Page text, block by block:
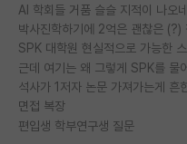
AI 학회들 거품 슬슬 지적이 나오
SPK 대학원 현실적으로 가능한
근데 여기는 왜 그렇게 SPK를 물
석사가 1저자 논문 가져가는게 흔
면접 복장
편입생 학부연구생 질문